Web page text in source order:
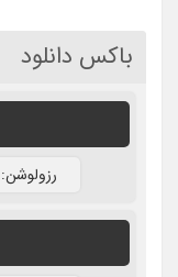
باکس دانلود
رزولوشن: 480p